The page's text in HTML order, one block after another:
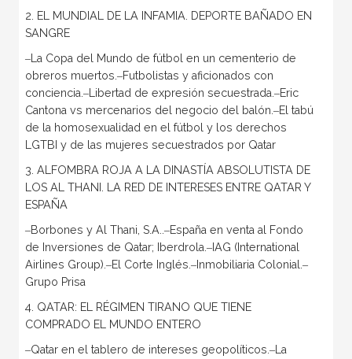
2. EL MUNDIAL DE LA INFAMIA. DEPORTE BAÑADO EN
SANGRE
‒La Copa del Mundo de fútbol en un cementerio de
obreros muertos.‒Futbolistas y aficionados con
conciencia.‒Libertad de expresión secuestrada.‒Eric
Cantona vs mercenarios del negocio del balón.‒El tabú
de la homosexualidad en el fútbol y los derechos
LGTBI y de las mujeres secuestrados por Qatar
3. ALFOMBRA ROJA A LA DINASTÍA ABSOLUTISTA DE
LOS AL THANI. LA RED DE INTERESES ENTRE QATAR Y
ESPAÑA
‒Borbones y Al Thani, S.A..‒España en venta al Fondo
de Inversiones de Qatar; Iberdrola.‒IAG (International
Airlines Group).‒El Corte Inglés.‒Inmobiliaria Colonial.‒
Grupo Prisa
4. QATAR: EL RÉGIMEN TIRANO QUE TIENE
COMPRADO EL MUNDO ENTERO
‒Qatar en el tablero de intereses geopolíticos.‒La